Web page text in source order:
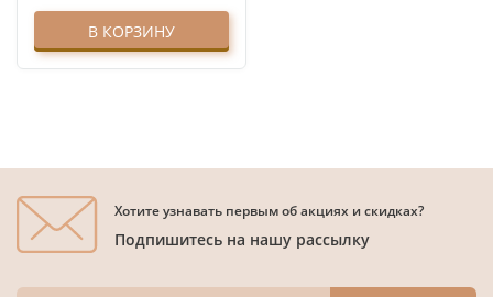
В КОРЗИНУ
Хотите узнавать первым об акциях и скидках?
Подпишитесь на нашу рассылку